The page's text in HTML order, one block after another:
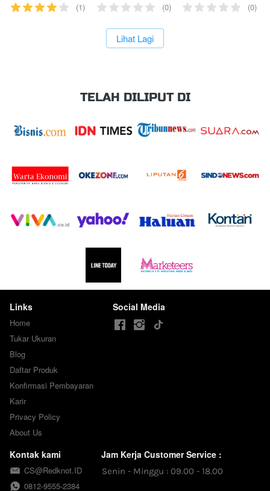
(1) (0) (0)
`Lihat Lagi
TELAH DILIPUT DI
Links
Home
Tukar Ukuran
Blog
Daftar Produk
Konfirmasi Pembayaran
Karir
Privacy Policy
About Us
Social Media
Kontak kami
CS@Redknot.ID
0812-9555-2384
Jam Kerja Customer Service :
Senin - Minggu : 09.00 - 18.00